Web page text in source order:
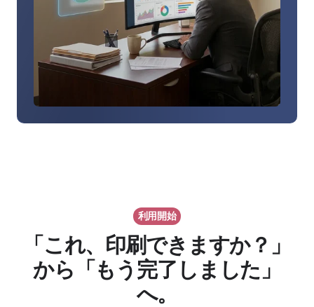
を
る
利用開始
「これ、印刷できますか？」
から「もう完了しました」
へ。